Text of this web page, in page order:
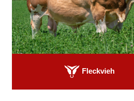
Fleckvieh